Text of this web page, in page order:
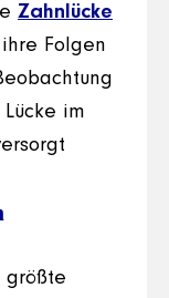
Zahnlücke
Folgen
im
größte